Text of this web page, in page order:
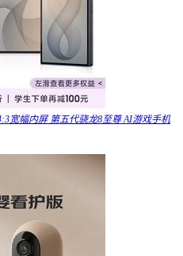
宽幅内屏 第五代骁龙8至尊 AI游戏手机